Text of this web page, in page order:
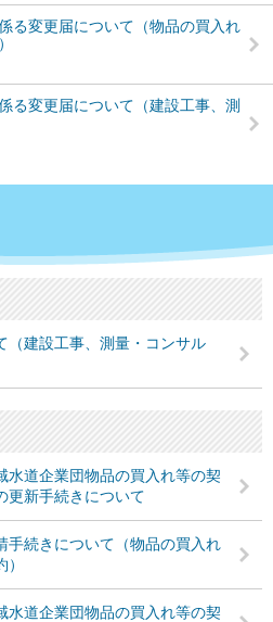
る変更届について（物品の買入れ
る変更届について（建設工事、測
（建設工事、測量・コンサル
水道企業団物品の買入れ等の契
更新手続きについて
手続きについて（物品の買入れ
水道企業団物品の買入れ等の契